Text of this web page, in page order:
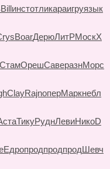
Billинстотликараигруязык
BoarДерюЛитРМоскX
СтамОрешСаверазнМорс
ClayRajnоперМаркнебл
ТикуРуднЛевиНикоD
ЕдропродпродпродШевч